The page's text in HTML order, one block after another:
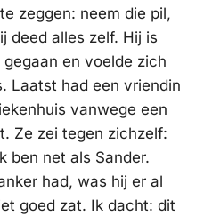
zeggen: neem die pil,
deed alles zelf. Hij is
en voelde zich
Laatst had een vriendin
vanwege een
Ze zei tegen zichzelf:
ben net als Sander.
had, was hij er al
goed zat. Ik dacht: dit